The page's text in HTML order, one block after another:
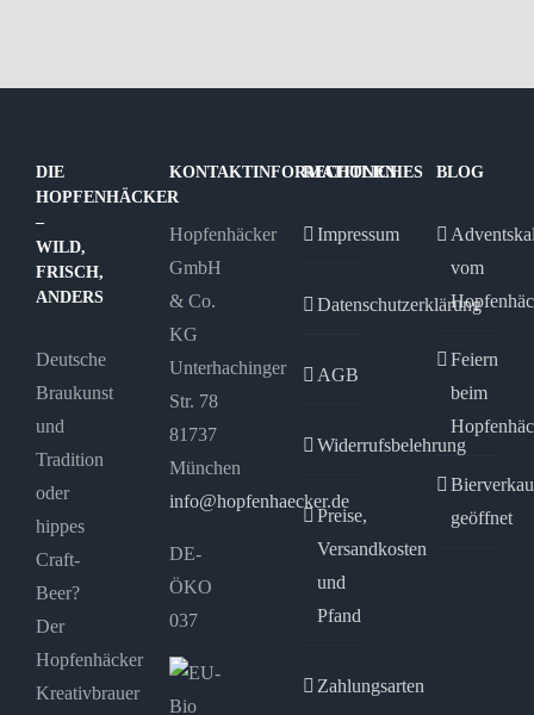
DIE
HOPFENHÄCKER
–
WILD,
FRISCH,
ANDERS
Deutsche
Braukunst
und
Tradition
oder
hippes
Craft-
Beer?
Der
Hopfenhäcker
Kreativbrauer
KONTAKTINFORMATIONEN
Hopfenhäcker
GmbH
& Co.
KG
Unterhachinger
Str. 78
81737
München
info@hopfenhaecker.de
DE-
ÖKO
037
RECHTLICHES
Impressum
Datenschutzerklärung
AGB
Widerrufsbelehrung
Preise,
Versandkosten
und
Pfand
Zahlungsarten
BLOG
vom
Feiern
beim
geöffnet